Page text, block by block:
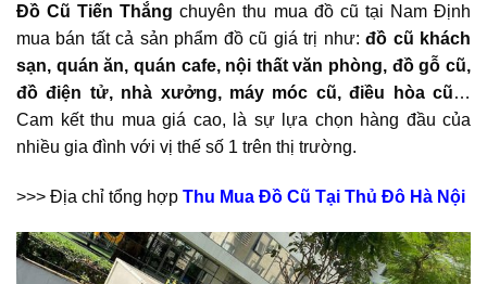
Đồ Cũ Tiến Thắng chuyên thu mua đồ cũ tại Nam Định
mua bán tất cả sản phẩm đồ cũ giá trị như:đồ cũ khách
sạn, quán ăn, quán cafe, nội thất văn phòng, đồ gỗ cũ,
đồ điện tử, nhà xưởng, máy móc cũ, điều hòa cũ…
Cam kết thu mua giá cao, là sự lựa chọn hàng đầu của
nhiều gia đình với vị thế số 1 trên thị trường.
>>> Địa chỉ tổng hợp Thu Mua Đồ Cũ Tại Thủ Đô Hà Nội